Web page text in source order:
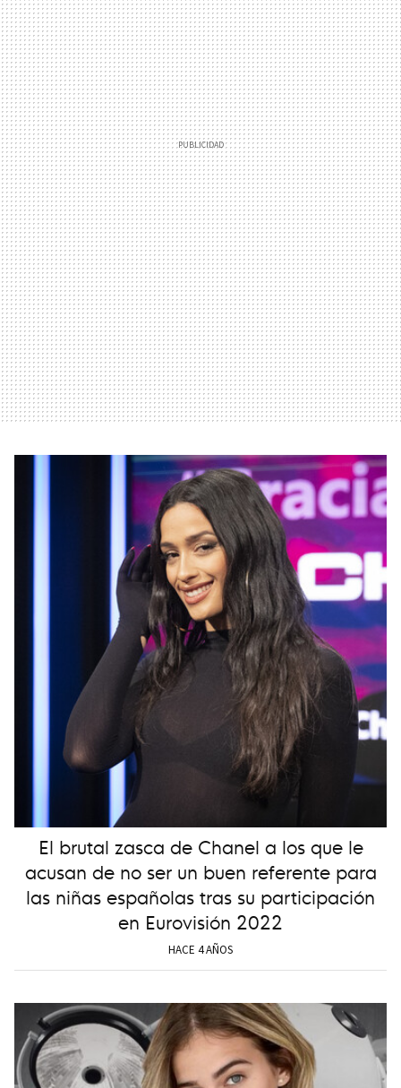
El brutal zasca de Chanel a los que le
acusan de no ser un buen referente para
las niñas españolas tras su participación
en Eurovisión 2022
HACE 4 AÑOS